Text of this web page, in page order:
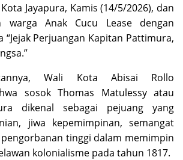
Jayapura, Kamis (14/5/2026), dan
warga Anak Cucu Lease dengan
“Jejak Perjuangan Kapitan Pattimura,
Wali Kota Abisai Rollo
sosok Thomas Matulessy atau
dikenal sebagai pejuang yang
jiwa kepemimpinan, semangat
tinggi dalam memimpin
kolonialisme pada tahun 1817.